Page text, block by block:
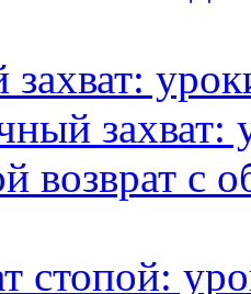
захват:
захват:
возврат с
стопой: